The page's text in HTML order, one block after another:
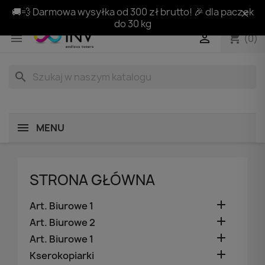
🚚💨 Darmowa wysyłka od 300 zł brutto! 🎉 dla paczek
do 30 kg
 shopping_cart(0)

search
MENU
STRONA GŁÓWNA
Art. Biurowe 1 
Art. Biurowe 2 
Art. Biurowe 1 
Kserokopiarki 